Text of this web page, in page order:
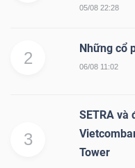
05/08 22:28
2
Những cổ
06/08 11:02
3
SETRA và
Tower